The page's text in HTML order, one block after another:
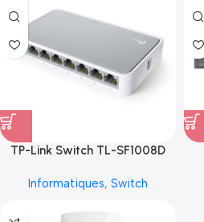
TP-Link Switch TL-SF1008D
Informatiques, Switch